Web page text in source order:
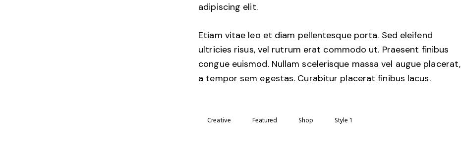
adipiscing elit.
Etiam vitae leo et diam pellentesque porta. Sed eleifend
ultricies risus, vel rutrum erat commodo ut. Praesent finibus
congue euismod. Nullam scelerisque massa vel augue placerat,
a tempor sem egestas. Curabitur placerat finibus lacus.
Creative Featured Shop Style 1